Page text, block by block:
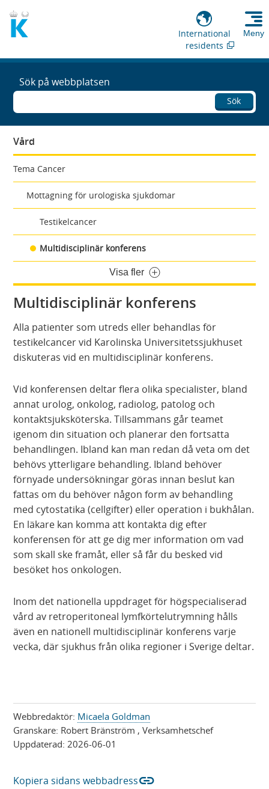
International
residents
Meny
Sök på webbplatsen
Sök
Vård
Tema Cancer
Mottagning för urologiska sjukdomar
Testikelcancer
Multidisciplinär konferens
Visa fler
Multidisciplinär konferens
Alla patienter som utreds eller behandlas för
testikelcancer vid Karolinska Universitetssjukhuset
diskuteras vid en multidisciplinär konferens.
Vid konferensen deltar flera olika specialister, bland
annat urolog, onkolog, radiolog, patolog och
kontaktsjuksköterska. Tillsammans går teamet
igenom din situation och planerar den fortsatta
behandlingen. Ibland kan man redan då veta om det
behövs ytterligare behandling. Ibland behöver
förnyade undersökningar göras innan beslut kan
fattas om du behöver någon form av behandling
med cytostatika (cellgifter) eller operation i bukhålan.
En läkare kan komma att kontakta dig efter
konferensen för att ge dig mer information om vad
som skall ske framåt, eller så får du besked vid
besöket hos onkologen.
Inom det nationella uppdraget för högspecialiserad
vård av retroperitoneal lymfkörtelutrymning hålls
även en nationell multidisciplinär konferens varje
vecka, där sjukhus från olika regioner i Sverige deltar.
Webbredaktör: Micaela Goldman
Granskare: Robert Bränström , Verksamhetschef
Uppdaterad: 2026-06-01
Kopiera sidans webbadresslink